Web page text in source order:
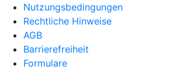
Nutzungsbedingungen
Rechtliche Hinweise
AGB
Barrierefreiheit
Formulare